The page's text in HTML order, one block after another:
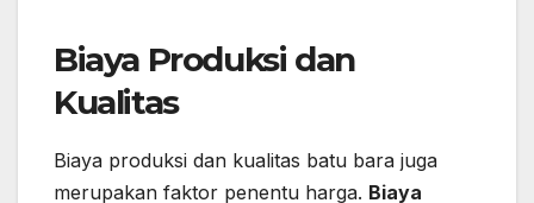
Biaya Produksi dan
Kualitas
Biaya produksi dan kualitas batu bara juga
merupakan faktor penentu harga. Biaya